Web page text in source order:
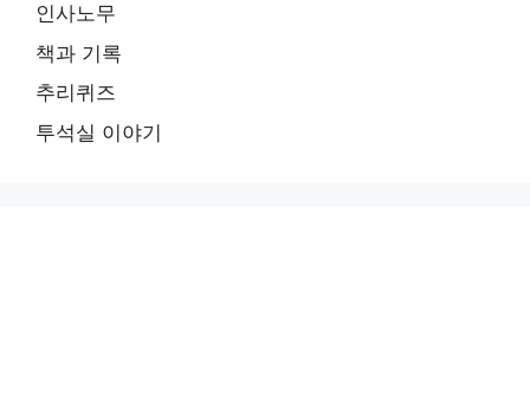
인사노무
책과 기록
추리퀴즈
투석실 이야기